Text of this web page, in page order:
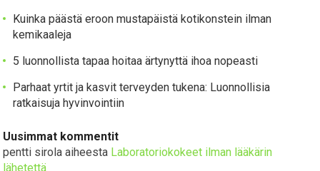
Kuinka päästä eroon mustapäistä kotikonstein ilman
kemikaaleja
5 luonnollista tapaa hoitaa ärtynyttä ihoa nopeasti
Parhaat yrtit ja kasvit terveyden tukena: Luonnollisia
ratkaisuja hyvinvointiin
Uusimmat kommentit
pentti sirola aiheesta Laboratoriokokeet ilman lääkärin
lähetettä